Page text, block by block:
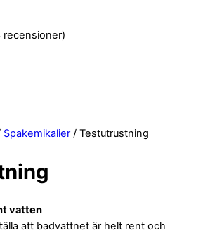
recensioner)
Spakemikalier / Testutrustning
vatten
att badvattnet är helt rent och